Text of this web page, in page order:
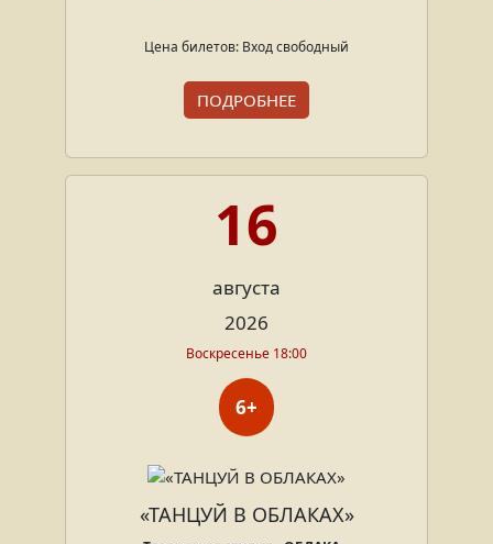
Цена билетов: Вход свободный
ПОДРОБНЕЕ
16
августа
2026
Воскресенье 18:00
6+
«ТАНЦУЙ В ОБЛАКАХ»